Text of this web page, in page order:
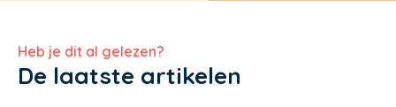
Heb je dit al gelezen?
De laatste artikelen